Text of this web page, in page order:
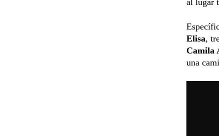
Elisa,
Camila
una